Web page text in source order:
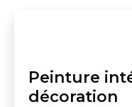
Peinture
décoration